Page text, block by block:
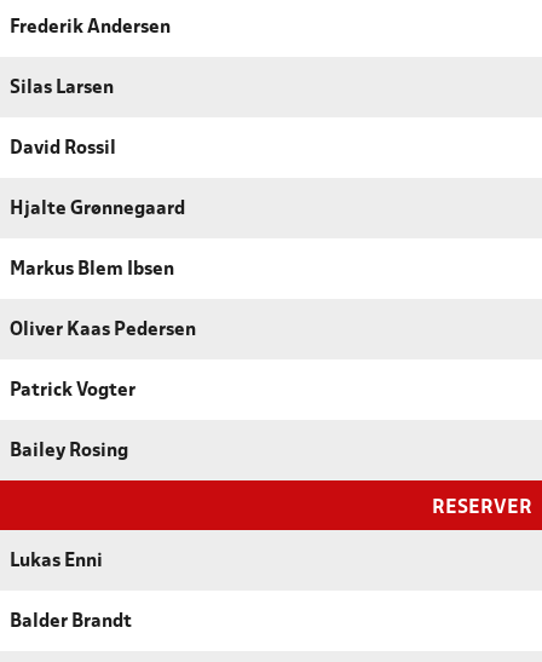
Frederik Andersen
Silas Larsen
David Rossil
Hjalte Grønnegaard
Markus Blem Ibsen
Oliver Kaas Pedersen
Patrick Vogter
Bailey Rosing
RESERVER
Lukas Enni
Balder Brandt